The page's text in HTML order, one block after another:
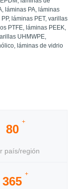
láminas PA, láminas
láminas PET, varillas
PTFE, láminas PEEK,
UHMWPE,
láminas de vidrio
80
+
país/región
365
+